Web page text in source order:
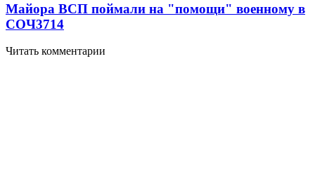
Майора ВСП поймали на "помощи" военному в
СОЧ3714
Читать комментарии